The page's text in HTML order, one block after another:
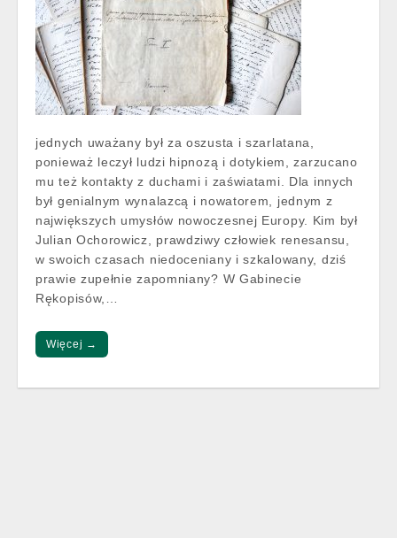
jednych uważany był za oszusta i szarlatana,
ponieważ leczył ludzi hipnozą i dotykiem, zarzucano
mu też kontakty z duchami i zaświatami. Dla innych
był genialnym wynalazcą i nowatorem, jednym z
największych umysłów nowoczesnej Europy. Kim był
Julian Ochorowicz, prawdziwy człowiek renesansu,
w swoich czasach niedoceniany i szkalowany, dziś
prawie zupełnie zapomniany? W Gabinecie
Rękopisów,…
Więcej →